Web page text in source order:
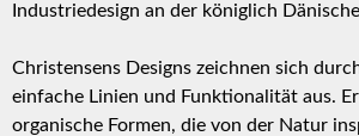
Industriedesign an der königlich
Christensens Designs zeichnen sich
einfache Linien und Funktionalität aus.
organische Formen, die von der Natur